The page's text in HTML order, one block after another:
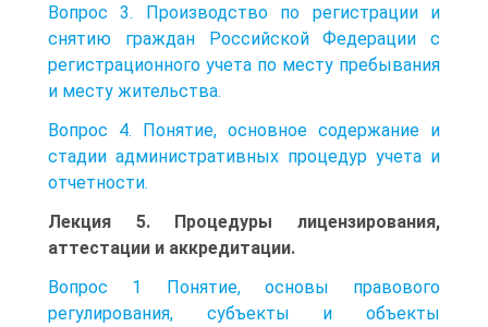
Вопрос 3. Производство по регистрации и
снятию граждан Российской Федерации с
регистрационного учета по месту пребывания
и месту жительства.
Вопрос 4. Понятие, основное содержание и
стадии административных процедур учета и
отчетности.
Лекция 5. Процедуры лицензирования,
аттестации и аккредитации.
Вопрос 1 Понятие, основы правового
регулирования, субъекты и объекты